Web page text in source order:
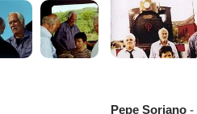
Pepe Soriano -